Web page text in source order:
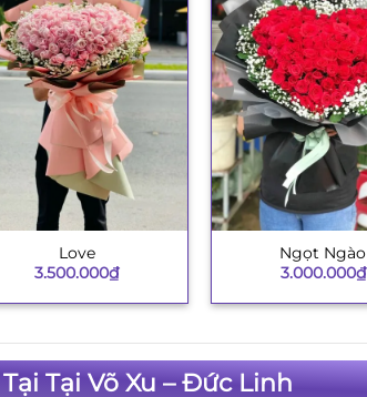
Love
3.500.000₫
Ngọt Ngào
3.000.000₫
Tại Võ Xu – Đức Linh